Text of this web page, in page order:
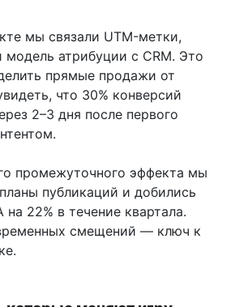
мы связали UTM-метки,
атрибуции с CRM. Это
прямые продажи от
что 30% конверсий
2–3 дня после первого
промежуточного эффекта мы
публикаций и добились
на 22% в течение квартала.
смещений — ключ к